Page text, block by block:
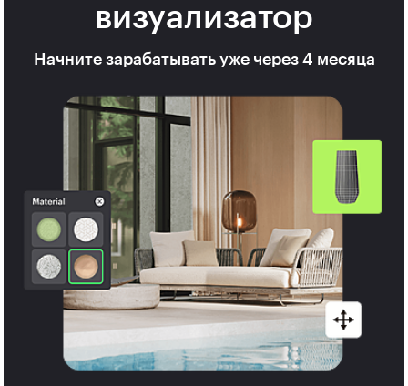
визуализатор
Начните зарабатывать уже через 4 месяца